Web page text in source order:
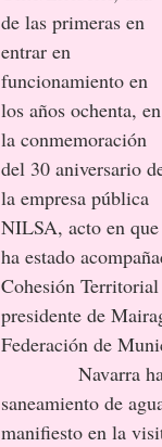
de las primeras en
entrar en
funcionamiento en
los años ochenta, en
la conmemoración
del 30 aniversario
la empresa pública
NILSA, acto en que
ha estado
Cohesión
presidente de
Federación de
Navarra
saneamiento de
manifiesto en la